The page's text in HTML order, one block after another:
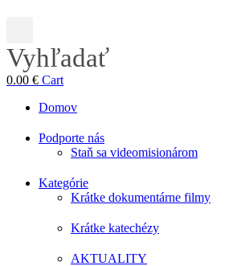
Vyhľadať
0.00 € Cart
Domov
Podporte nás
Staň sa videomisionárom
Kategórie
Krátke dokumentárne filmy
Krátke katechézy
AKTUALITY